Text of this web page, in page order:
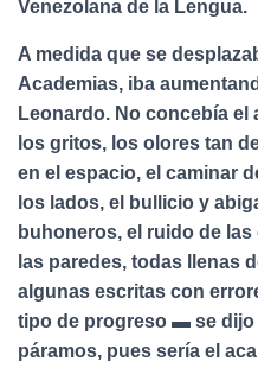
Venezolana de la Lengua.
A medida que se
Academias, iba
Leonardo. No concebía
los gritos, los olores tan
en el espacio, el caminar
los lados, el bullicio y
buhoneros, el ruido de
las paredes, todas llenas
algunas escritas con
tipo de progreso ▬ se
páramos, pues sería el